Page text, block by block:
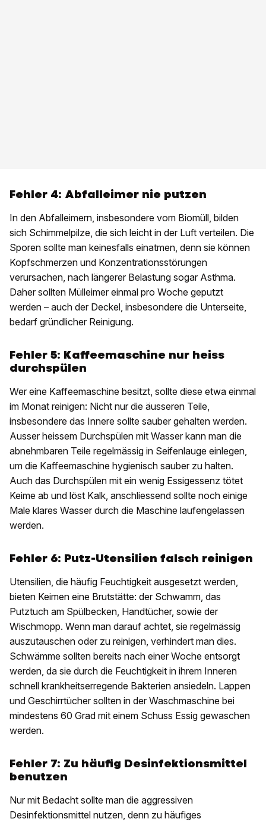
Fehler 4: Abfalleimer nie putzen
In den Abfalleimern, insbesondere vom Biomüll, bilden
sich Schimmelpilze, die sich leicht in der Luft verteilen. Die
Sporen sollte man keinesfalls einatmen, denn sie können
Kopfschmerzen und Konzentrationsstörungen
verursachen, nach längerer Belastung sogar Asthma.
Daher sollten Mülleimer einmal pro Woche geputzt
werden – auch der Deckel, insbesondere die Unterseite,
bedarf gründlicher Reinigung.
Fehler 5: Kaffeemaschine nur heiss
durchspülen
Wer eine Kaffeemaschine besitzt, sollte diese etwa einmal
im Monat reinigen: Nicht nur die äusseren Teile,
insbesondere das Innere sollte sauber gehalten werden.
Ausser heissem Durchspülen mit Wasser kann man die
abnehmbaren Teile regelmässig in Seifenlauge einlegen,
um die Kaffeemaschine hygienisch sauber zu halten.
Auch das Durchspülen mit ein wenig Essigessenz tötet
Keime ab und löst Kalk, anschliessend sollte noch einige
Male klares Wasser durch die Maschine laufengelassen
werden.
Fehler 6: Putz-Utensilien falsch reinigen
Utensilien, die häufig Feuchtigkeit ausgesetzt werden,
bieten Keimen eine Brutstätte: der Schwamm, das
Putztuch am Spülbecken, Handtücher, sowie der
Wischmopp. Wenn man darauf achtet, sie regelmässig
auszutauschen oder zu reinigen, verhindert man dies.
Schwämme sollten bereits nach einer Woche entsorgt
werden, da sie durch die Feuchtigkeit in ihrem Inneren
schnell krankheitserregende Bakterien ansiedeln. Lappen
und Geschirrtücher sollten in der Waschmaschine bei
mindestens 60 Grad mit einem Schuss Essig gewaschen
werden.
Fehler 7: Zu häufig Desinfektionsmittel
benutzen
Nur mit Bedacht sollte man die aggressiven
Desinfektionsmittel nutzen, denn zu häufiges